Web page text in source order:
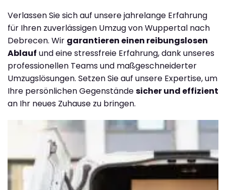
Verlassen Sie sich auf unsere jahrelange Erfahrung
für Ihren zuverlässigen Umzug von Wuppertal nach
Debrecen. Wir garantieren einen reibungslosen
Ablauf und eine stressfreie Erfahrung, dank unseres
professionellen Teams und maßgeschneiderter
Umzugslösungen. Setzen Sie auf unsere Expertise, um
Ihre persönlichen Gegenständesicher und effizient
an Ihr neues Zuhause zu bringen.